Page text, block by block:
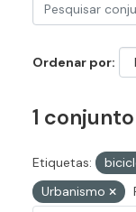
Ordenar por
1
Etiquetas:
Urbanismo